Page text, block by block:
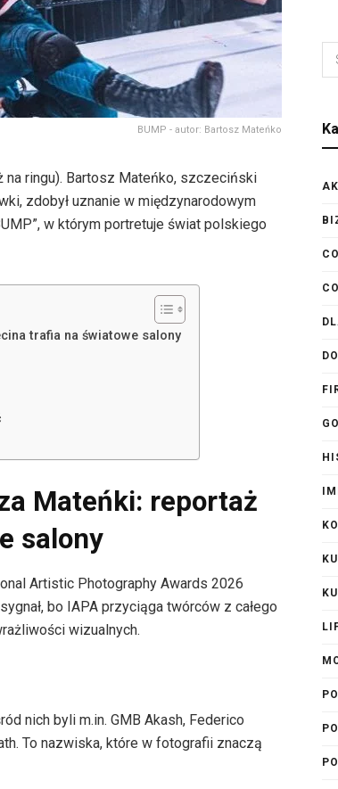
BUMP - autor: Bartosz Mateńko
na ringu). Bartosz Mateńko, szczeciński
zdobył uznanie w międzynarodowym
w którym portretuje świat polskiego
trafia na światowe salony
Mateńki: reportaż
salony
Artistic Photography Awards 2026
bo IAPA przyciąga twórców z całego
wizualnych.
nich byli m.in. GMB Akash, Federico
To nazwiska, które w fotografii znaczą